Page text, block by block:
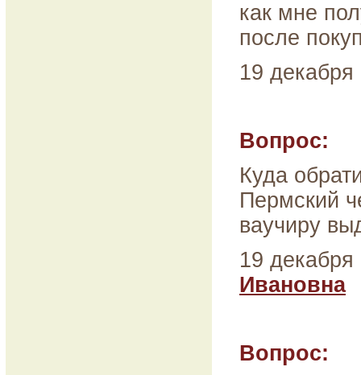
как мне
после
19
Вопрос:
Куда
Пермский
ваучиру
19
Ивановна
Вопрос: